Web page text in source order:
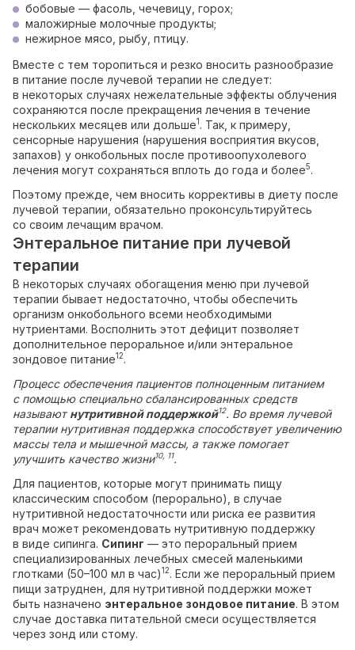
бобовые — фасоль, чечевицу, горох;
маложирные молочные продукты;
нежирное мясо, рыбу, птицу.
Вместе с тем торопиться и резко вносить разнообразие
в питание после лучевой терапии не следует:
в некоторых случаях нежелательные эффекты облучения
сохраняются после прекращения лечения в течение
нескольких месяцев или дольше1 . Так, к примеру,
сенсорные нарушения (нарушения восприятия вкусов,
запахов) у онкобольных после противоопухолевого
лечения могут сохраняться вплоть до года и более5.
Поэтому прежде, чем вносить коррективы в диету после
лучевой терапии, обязательно проконсультируйтесь
со своим лечащим врачом.
Энтеральное питание при лучевой
терапии
В некоторых случаях обогащения меню при лучевой
терапии бывает недостаточно, чтобы обеспечить
организм онкобольного всеми необходимыми
нутриентами. Восполнить этот дефицит позволяет
дополнительное пероральное и/или энтеральное
зондовое питание12.
Процесс обеспечения пациентов полноценным питанием
с помощью специально сбалансированных средств
называютнутритивной поддержкой12. Во время лучевой
терапии нутритивная поддержка способствует увеличению
массы тела и мышечной массы, а также помогает
улучшить качество жизни10, 11.
Для пациентов, которые могут принимать пищу
классическим способом (перорально), в случае
нутритивной недостаточности или риска ее развития
врач может рекомендовать нутритивную поддержку
в виде сипинга. Сипинг — это пероральный прием
специализированных лечебных смесей маленькими
глотками (50–100 мл в час)12. Если же пероральный прием
пищи затруднен, для нутритивной поддержки может
быть назначено энтеральное зондовое питание. В этом
случае доставка питательной смеси осуществляется
через зонд или стому.